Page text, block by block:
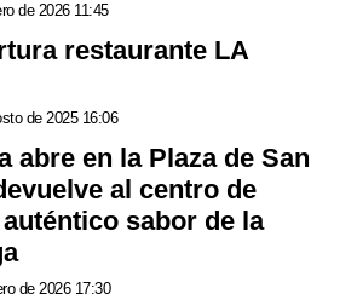
de 2026 11:45
restaurante LA
de 2025 16:06
abre en la Plaza de San
al centro de
sabor de la
de 2026 17:30